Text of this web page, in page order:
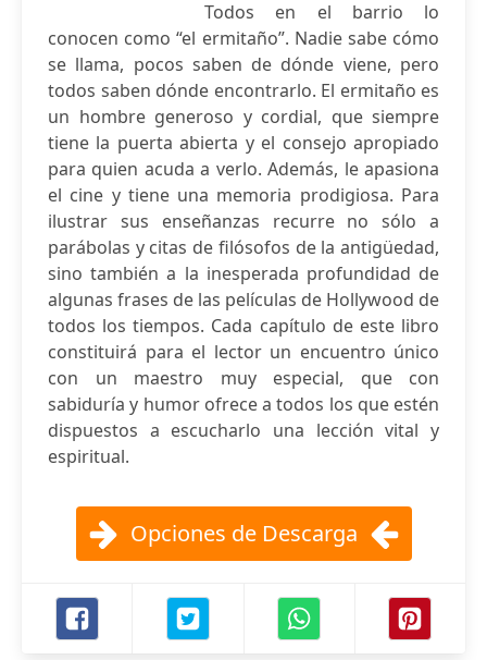
Todos en el barrio lo
conocen como “el ermitaño”. Nadie sabe cómo
se llama, pocos saben de dónde viene, pero
todos saben dónde encontrarlo. El ermitaño es
un hombre generoso y cordial, que siempre
tiene la puerta abierta y el consejo apropiado
para quien acuda a verlo. Además, le apasiona
el cine y tiene una memoria prodigiosa. Para
ilustrar sus enseñanzas recurre no sólo a
parábolas y citas de filósofos de la antigüedad,
sino también a la inesperada profundidad de
algunas frases de las películas de Hollywood de
todos los tiempos. Cada capítulo de este libro
constituirá para el lector un encuentro único
con un maestro muy especial, que con
sabiduría y humor ofrece a todos los que estén
dispuestos a escucharlo una lección vital y
espiritual.
Opciones de Descarga